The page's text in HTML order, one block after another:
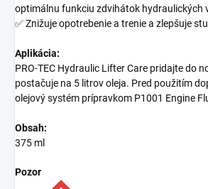
optimálnu funkciu zdvihátok hydraulických
✅ Znižuje opotrebenie a trenie a zlepšuje
Aplikácia:
PRO-TEC Hydraulic Lifter Care pridajte do
postačuje na 5 litrov oleja. Pred použitím
olejový systém prípravkom P1001 Engine
Obsah:
375 ml
Pozor